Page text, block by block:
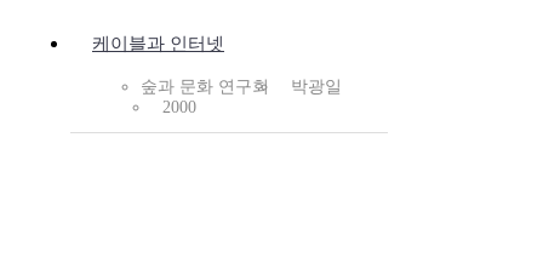
케이블과 인터넷
숲과 문화 연구회
박광일
2000